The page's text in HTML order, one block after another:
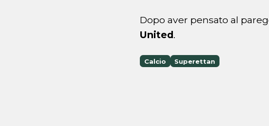
Dopo aver pensato al
United.
Calcio Superettan